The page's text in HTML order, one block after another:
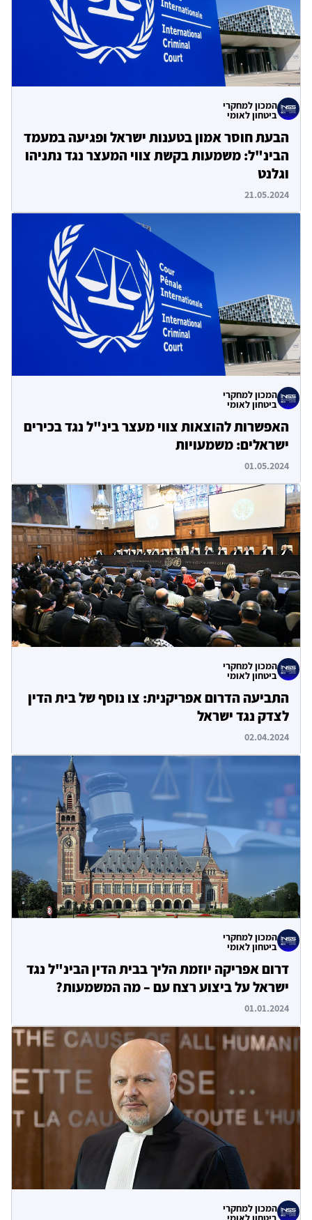
המכון למחקרי
ביטחון לאומי
הבעת חוסר אמון בטענות ישראל ופגיעה במעמד
הבינ"ל: משמעות בקשת צווי המעצר נגד נתניהו
וגלנט
21.05.2024
המכון למחקרי
ביטחון לאומי
האפשרות להוצאות צווי מעצר בינ"ל נגד בכירים
ישראלים: משמעויות
01.05.2024
המכון למחקרי
ביטחון לאומי
התביעה הדרום אפריקנית: צו נוסף של בית הדין
לצדק נגד ישראל
02.04.2024
המכון למחקרי
ביטחון לאומי
דרום אפריקה יוזמת הליך בבית הדין הבינ"ל נגד
ישראל על ביצוע רצח עם – מה המשמעות?
01.01.2024
המכון למחקרי